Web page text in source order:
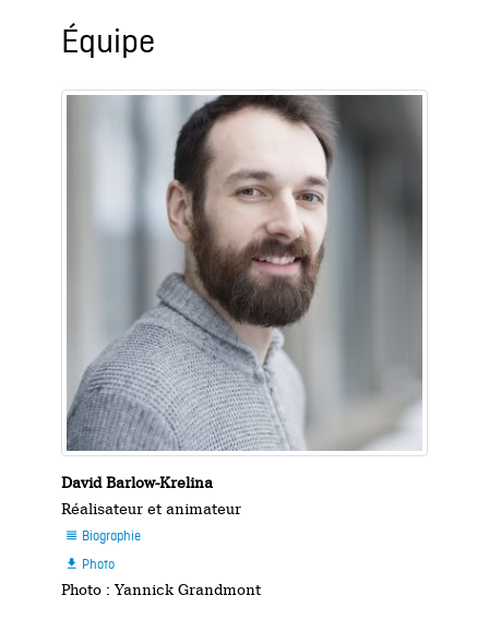
Équipe
David Barlow-Krelina
Réalisateur et animateur
 Biographie
 Photo
Photo : Yannick Grandmont